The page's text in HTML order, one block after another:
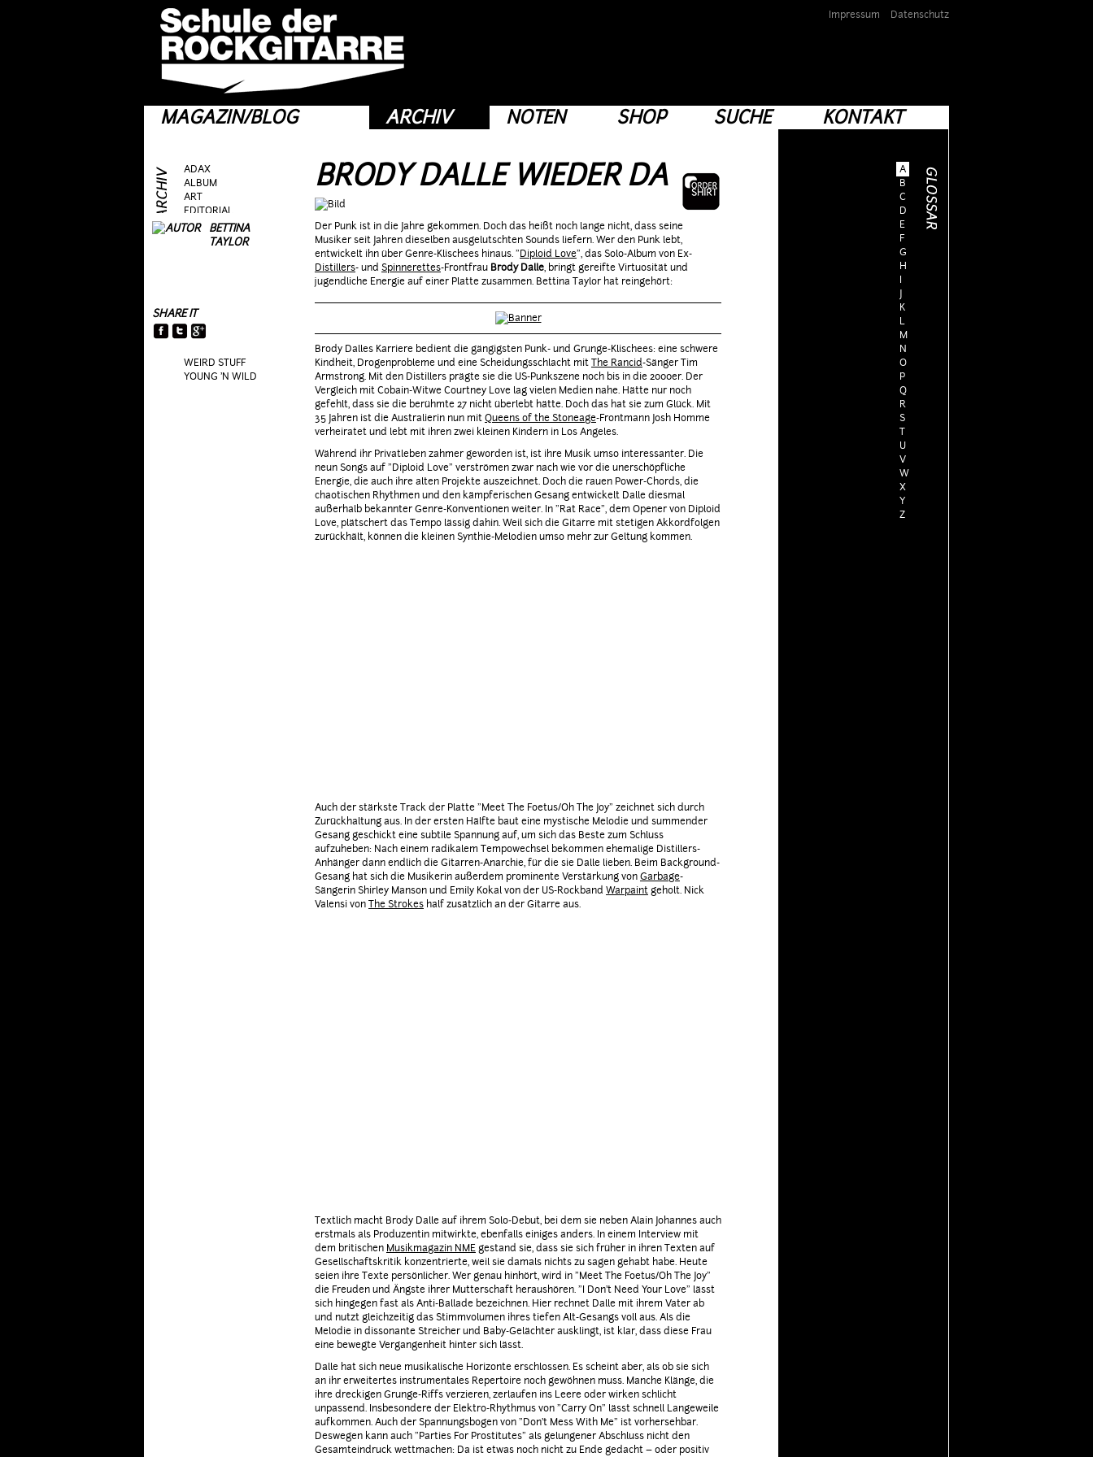
Impressum Datenschutz
MAGAZIN/BLOG ARCHIV NOTEN SHOP SUCHE KONTAKT
ADAX
ALBUM
ART
EDITORIAL
FRAG AS
MOVIE
RIFFS
TALK
WEIRD STUFF
YOUNG 'N WILD
BRODY DALLE WIEDER DA
BETTINA
TAYLOR
SHARE IT
Der Punk ist in die Jahre gekommen. Doch das heißt noch lange nicht, dass seine
Musiker seit Jahren dieselben ausgelutschten Sounds liefern. Wer den Punk lebt,
entwickelt ihn über Genre-Klischees hinaus. "Diploid Love", das Solo-Album von Ex-
Distillers- und Spinnerettes-Frontfrau Brody Dalle, bringt gereifte Virtuosität und
jugendliche Energie auf einer Platte zusammen. Bettina Taylor hat reingehört:
Brody Dalles Karriere bedient die gängigsten Punk- und Grunge-Klischees: eine schwere
Kindheit, Drogenprobleme und eine Scheidungsschlacht mitThe Rancid-Sänger Tim
Armstrong. Mit den Distillers prägte sie die US-Punkszene noch bis in die 2000er. Der
Vergleich mit Cobain-Witwe Courtney Love lag vielen Medien nahe. Hätte nur noch
gefehlt, dass sie die berühmte 27 nicht überlebt hätte. Doch das hat sie zum Glück. Mit
35 Jahren ist die Australierin nun mitQueens of the Stoneage-Frontmann Josh Homme
verheiratet und lebt mit ihren zwei kleinen Kindern in Los Angeles.
Während ihr Privatleben zahmer geworden ist, ist ihre Musik umso interessanter. Die
neun Songs auf "Diploid Love" verströmen zwar nach wie vor die unerschöpfliche
Energie, die auch ihre alten Projekte auszeichnet. Doch die rauen Power-Chords, die
chaotischen Rhythmen und den kämpferischen Gesang entwickelt Dalle diesmal
außerhalb bekannter Genre-Konventionen weiter. In "Rat Race", dem Opener von Diploid
Love, plätschert das Tempo lässig dahin. Weil sich die Gitarre mit stetigen Akkordfolgen
zurückhält, können die kleinen Synthie-Melodien umso mehr zur Geltung kommen.
Auch der stärkste Track der Platte "Meet The Foetus/Oh The Joy" zeichnet sich durch
Zurückhaltung aus. In der ersten Hälfte baut eine mystische Melodie und summender
Gesang geschickt eine subtile Spannung auf, um sich das Beste zum Schluss
aufzuheben: Nach einem radikalem Tempowechsel bekommen ehemalige Distillers-
Anhänger dann endlich die Gitarren-Anarchie, für die sie Dalle lieben. Beim Background-
Gesang hat sich die Musikerin außerdem prominente Verstärkung vonGarbage-
Sängerin Shirley Manson und Emily Kokal von der US-Rockband Warpaint geholt. Nick
Valensi vonThe Strokes half zusätzlich an der Gitarre aus.
Textlich macht Brody Dalle auf ihrem Solo-Debut, bei dem sie neben Alain Johannes auch
erstmals als Produzentin mitwirkte, ebenfalls einiges anders. In einem Interview mit
dem britischen Musikmagazin NME gestand sie, dass sie sich früher in ihren Texten auf
Gesellschaftskritik konzentrierte, weil sie damals nichts zu sagen gehabt habe. Heute
seien ihre Texte persönlicher. Wer genau hinhört, wird in "Meet The Foetus/Oh The Joy"
die Freuden und Ängste ihrer Mutterschaft heraushören. "I Don’t Need Your Love" lässt
sich hingegen fast als Anti-Ballade bezeichnen. Hier rechnet Dalle mit ihrem Vater ab
und nutzt gleichzeitig das Stimmvolumen ihres tiefen Alt-Gesangs voll aus. Als die
Melodie in dissonante Streicher und Baby-Gelächter ausklingt, ist klar, dass diese Frau
eine bewegte Vergangenheit hinter sich lässt.
Dalle hat sich neue musikalische Horizonte erschlossen. Es scheint aber, als ob sie sich
an ihr erweitertes instrumentales Repertoire noch gewöhnen muss. Manche Klänge, die
ihre dreckigen Grunge-Riffs verzieren, zerlaufen ins Leere oder wirken schlicht
unpassend. Insbesondere der Elektro-Rhythmus von "Carry On" lässt schnell Langeweile
aufkommen. Auch der Spannungsbogen von "Don’t Mess With Me" ist vorhersehbar.
Deswegen kann auch "Parties For Prostitutes" als gelungener Abschluss nicht den
Gesamteindruck wettmachen: Da ist etwas noch nicht zu Ende gedacht – oder positiv
A
B
C
D
E
F
G
H
I
J
K
L
M
N
O
P
Q
R
S
T
U
V
W
X
Y
Z